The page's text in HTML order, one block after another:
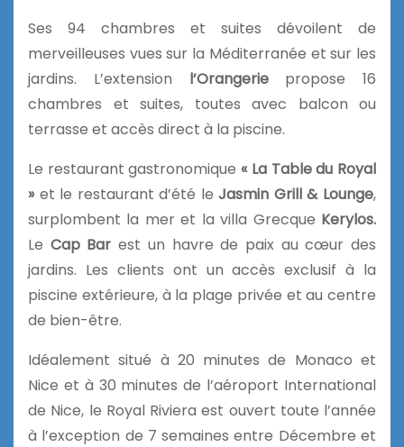
Ses 94 chambres et suites dévoilent de
merveilleuses vues sur la Méditerranée et sur les
jardins. L’extension l’Orangeriepropose 16
chambres et suites, toutes avec balcon ou
terrasse et accès direct à la piscine.
Le restaurant gastronomique« La Table du Royal
»et le restaurant d’été leJasmin Grill & Lounge,
surplombent la mer et la villa Grecque Kerylos.
Le Cap Bar est un havre de paix au cœur des
jardins. Les clients ont un accès exclusif à la
piscine extérieure, à la plage privée et au centre
de bien-être.
Idéalement situé à 20 minutes de Monaco et
Nice et à 30 minutes de l’aéroport International
de Nice, le Royal Riviera est ouvert toute l’année
à l’exception de 7 semaines entre Décembre et